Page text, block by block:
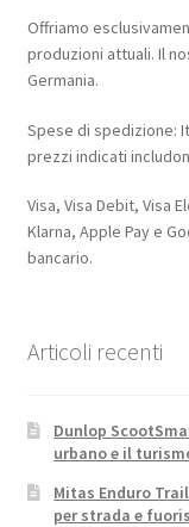
Offriamo
produzioni attuali. Il
Germania.
Spese di spedizione:
prezzi indicati
Visa, Visa Debit, Visa
Klarna, Apple Pay e
bancario.
Articoli recenti
Dunlop
urbano e il
Mitas Enduro
per strada e